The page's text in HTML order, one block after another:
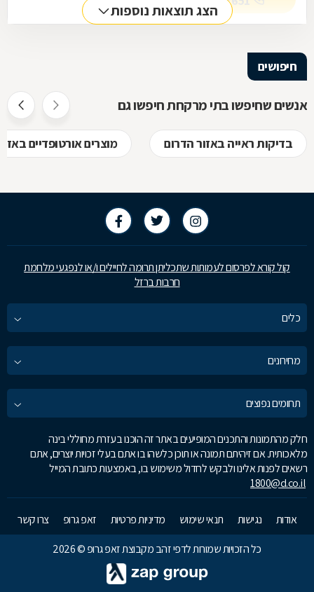
הצג תוצאות נוספות
חיפושים
אנשים שחיפשו בתי מרקחת חיפשו גם
בדיקות ראייה באזור הדרום מוצרים אורטופדיים
קול קורא לפרסום לעמותות שתכליתן תרומה לחיילים ו/או לנפגעי מלחמת
חרבות ברזל
כלים
מחירונים
תחומים נפוצים
חלק מהתמונות והתכנים המופיעים באתר זה הוכנו בעזרת מחוללי בינה
מלאכותית. אם זיהיתם תמונה או תוכן כלשהו בו אתם בעלי זכויות יוצרים, אתם
רשאים לפנות אלינו ולבקש לחדול משימוש בו, באמצעות כתובת המייל
1800@d.co.il
אודות נגישות תנאי שימוש מדיניות פרטיות זאפ גרופ
צרו קשר
כל הזכויות שמורות לדפי זהב מקבוצת זאפ גרופ © 2026